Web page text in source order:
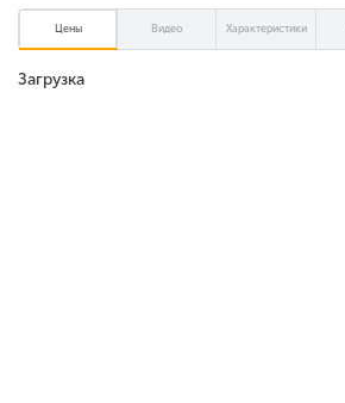
Цены Видео Характеристики
Загрузка